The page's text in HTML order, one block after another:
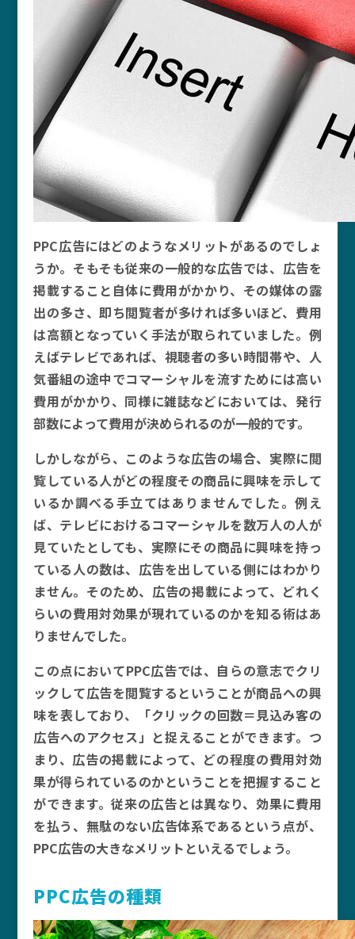
PPC広告にはどのようなメリットがあるのでしょ
うか。そもそも従来の一般的な広告では、広告を
掲載すること自体に費用がかかり、その媒体の露
出の多さ、即ち閲覧者が多ければ多いほど、費用
は高額となっていく手法が取られていました。例
えばテレビであれば、視聴者の多い時間帯や、人
気番組の途中でコマーシャルを流すためには高い
費用がかかり、同様に雑誌などにおいては、発行
部数によって費用が決められるのが一般的です。
しかしながら、このような広告の場合、実際に閲
覧している人がどの程度その商品に興味を示して
いるか調べる手立てはありませんでした。例え
ば、テレビにおけるコマーシャルを数万人の人が
見ていたとしても、実際にその商品に興味を持っ
ている人の数は、広告を出している側にはわかり
ません。そのため、広告の掲載によって、どれく
らいの費用対効果が現れているのかを知る術はあ
りませんでした。
この点においてPPC広告では、自らの意志でクリ
ックして広告を閲覧するということが商品への興
味を表しており、「クリックの回数＝見込み客の
広告へのアクセス」と捉えることができます。つ
まり、広告の掲載によって、どの程度の費用対効
果が得られているのかということを把握すること
ができます。従来の広告とは異なり、効果に費用
を払う、無駄のない広告体系であるという点が、
PPC広告の大きなメリットといえるでしょう。
PPC広告の種類